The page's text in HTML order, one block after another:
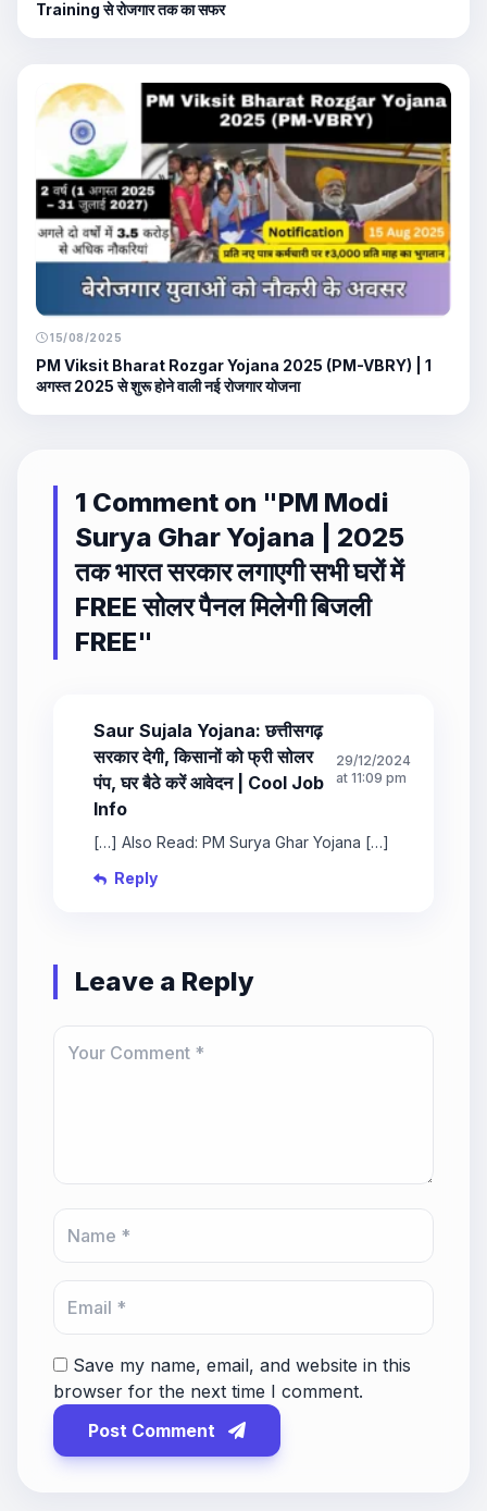
Training से रोजगार तक का सफर
15/08/2025
PM Viksit Bharat Rozgar Yojana 2025 (PM-VBRY) | 1
अगस्त 2025 से शुरू होने वाली नई रोजगार योजना
1 Comment on "PM Modi
Surya Ghar Yojana | 2025
तक भारत सरकार लगाएगी सभी घरों में
FREE सोलर पैनल मिलेगी बिजली
FREE"
Saur Sujala Yojana: छत्तीसगढ़
सरकार देगी, किसानों को फ्री सोलर
पंप, घर बैठे करें आवेदन | Cool Job
Info
29/12/2024
at 11:09 pm
[…] Also Read: PM Surya Ghar Yojana […]
Reply
Leave a Reply
Save my name, email, and website in this
browser for the next time I comment.
Post Comment